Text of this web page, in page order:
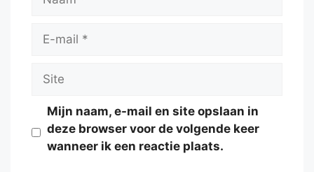
Site
Mijn naam, e-mail en site opslaan in
deze browser voor de volgende keer
wanneer ik een reactie plaats.